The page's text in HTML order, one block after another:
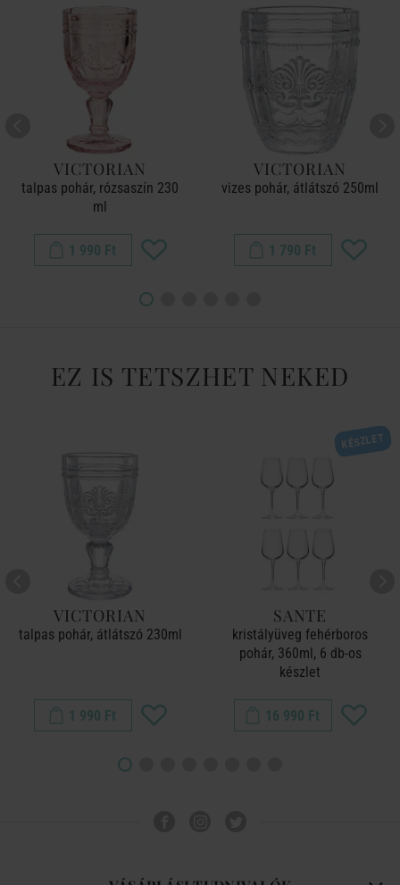
VICTORIAN
talpas pohár, rózsaszín 230
ml
1 990 Ft
VICTORIAN
vizes pohár, átlátszó 250ml
1 790 Ft
EZ IS TETSZHET NEKED
VICTORIAN
talpas pohár, átlátszó 230ml
1 990 Ft
KÉSZLET
SANTE
kristályüveg fehérboros
pohár, 360ml, 6 db-os
készlet
16 990 Ft